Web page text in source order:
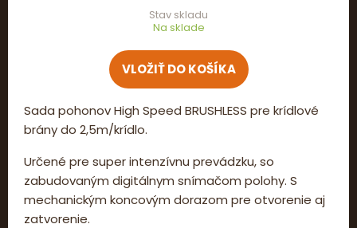
Stav skladu
Na sklade
Sada pohonov High Speed BRUSHLESS pre krídlové
brány do 2,5m/krídlo.
Určené pre super intenzívnu prevádzku, so
zabudovaným digitálnym snímačom polohy. S
mechanickým koncovým dorazom pre otvorenie aj
zatvorenie.